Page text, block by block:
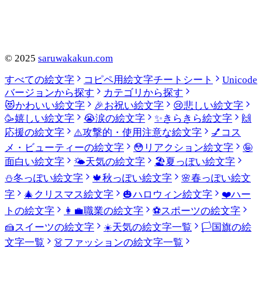
© 2025 saruwakakun.com
すべての絵文字
コピペ用絵文字チートシート
Unicode
バージョンから探す
カテゴリから探す
😻かわいい絵文字 🎉お祝い絵文字 😢悲しい絵文字
🥳嬉しい絵文字 😭涙の絵文字 ✨きらきら絵文字
🙌
応援の絵文字
⚠️攻撃的・使用注意な絵文字 💅 コス
メ・ビューティーの絵文字
😳 リアクション絵文字
🤪
面白い絵文字
🌤️天気の絵文字 🏖️夏っぽい絵文字
⛄冬っぽい絵文字 🍁秋っぽい絵文字 🌸春っぽい絵文
字
🎄 クリスマス絵文字 🎃ハロウィン絵文字 ❤️ハー
トの絵文字
👩‍💼職業の絵文字 ⚽スポーツの絵文字
🍰スイーツの絵文字 ☀️天気の絵文字一覧 🏳️国旗の絵
文字一覧
👗ファッションの絵文字一覧